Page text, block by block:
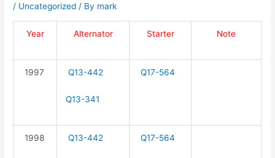
/ Uncategorized / By mark
Year Alternator Starter Note
1997 Q13-442
Q13-341
Q17-564
1998 Q13-442 Q17-564